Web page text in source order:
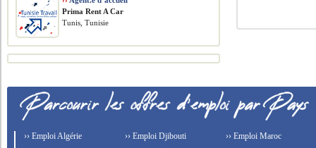
Prima Rent A Car
Tunis, Tunisie
›› Emploi Algérie
›› Emploi Djibouti
›› Emploi Maroc